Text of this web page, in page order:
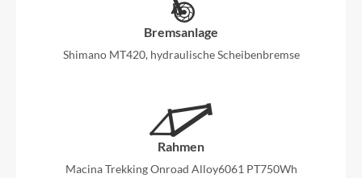
Bremsanlage
Shimano MT420, hydraulische Scheibenbremse
Rahmen
Macina Trekking Onroad Alloy6061 PT750Wh